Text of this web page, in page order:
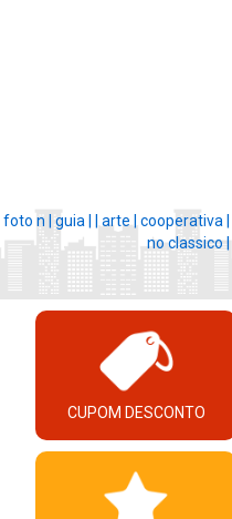
foto n | guia | arte | cooperativa |
no classico |
CUPOM DESCONTO